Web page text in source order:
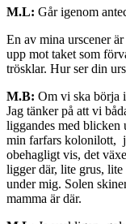
M.L: Går igenom
En av mina urscener
upp mot taket som
trösklar. Hur ser din
M.B: Om vi ska börja
Jag tänker på att vi
liggandes med blicken
min farfars kolonilott,
obehagligt vis, det
ligger där, lite grus,
under mig. Solen
mamma är där.